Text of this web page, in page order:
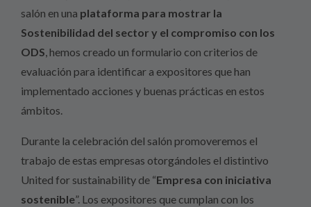
salón en una plataforma para mostrar la
Sostenibilidad del sector y el compromiso con los
ODS, hemos creado un formulario con criterios de
evaluación para identificar a expositores que han
implementado acciones y buenas prácticas en estos
ámbitos.
Durante la celebración del salón promoveremos el
trabajo de estas empresas otorgándoles el distintivo
United for sustainability de “Empresa con iniciativa
sostenible”. Los expositores que cumplan con los